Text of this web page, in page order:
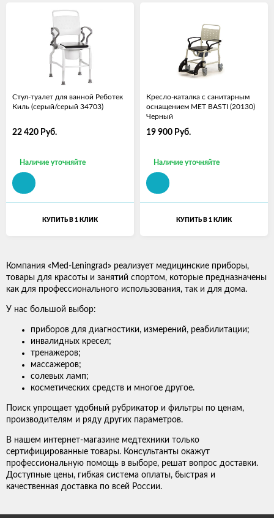
Стул-туалет для ванной Реботек
Киль (серый/серый 34703)
22 420 Руб.
Наличие уточняйте
КУПИТЬ В 1 КЛИК
Кресло-каталка с санитарным
оснащением MET BASTI (20130)
Черный
19 900 Руб.
Наличие уточняйте
КУПИТЬ В 1 КЛИК
Компания «Med-Leningrad» реализует медицинские приборы,
товары для красоты и занятий спортом, которые предназначены
как для профессионального использования, так и для дома.
У нас большой выбор:
приборов для диагностики, измерений, реабилитации;
инвалидных кресел;
тренажеров;
массажеров;
солевых ламп;
косметических средств и многое другое.
Поиск упрощает удобный рубрикатор и фильтры по ценам,
производителям и ряду других параметров.
В нашем интернет-магазине медтехники только
сертифицированные товары. Консультанты окажут
профессиональную помощь в выборе, решат вопрос доставки.
Доступные цены, гибкая система оплаты, быстрая и
качественная доставка по всей России.